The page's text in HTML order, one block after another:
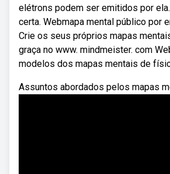
elétrons podem ser emitidos por
certa. Webmapa mental público por
Crie os seus próprios mapas
graça no www. mindmeister. com
modelos dos mapas mentais de
Assuntos abordados pelos mapas